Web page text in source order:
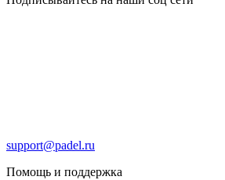
support@padel.ru
Помощь и поддержка